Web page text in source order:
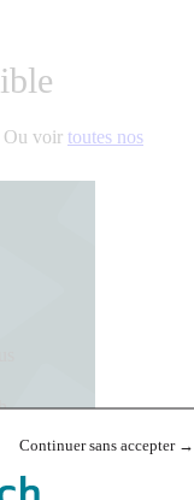
Continuer sans accepter →
Ou voir toutes nos